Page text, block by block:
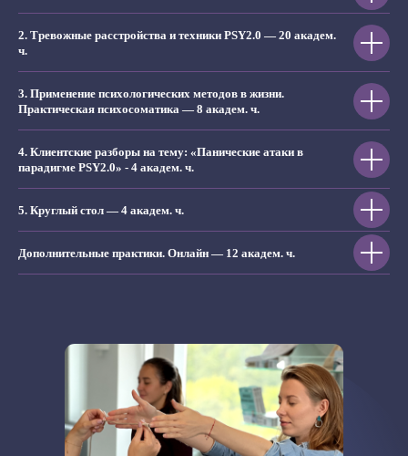
2. Тревожные расстройства и техники PSY2.0 — 20 академ.
ч.
3. Применение психологических методов в жизни.
Практическая психосоматика — 8 академ. ч.
4. Клиентские разборы на тему: «Панические атаки в
парадигме PSY2.0» - 4 академ. ч.
5. Круглый стол — 4 академ. ч.
Дополнительные практики. Онлайн — 12 академ. ч.